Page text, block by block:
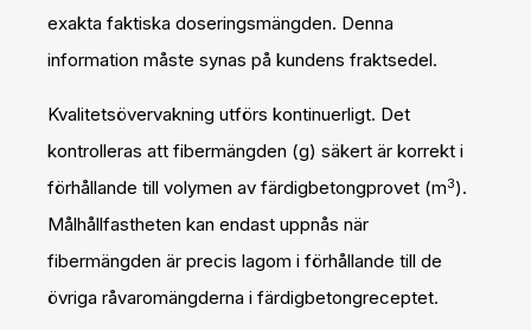
exakta faktiska doseringsmängden. Denna
information måste synas på kundens fraktsedel.
Kvalitetsövervakning utförs kontinuerligt. Det
kontrolleras att fibermängden (g) säkert är korrekt i
förhållande till volymen av färdigbetongprovet (m3).
Målhållfastheten kan endast uppnås när
fibermängden är precis lagom i förhållande till de
övriga råvaromängderna i färdigbetongreceptet.